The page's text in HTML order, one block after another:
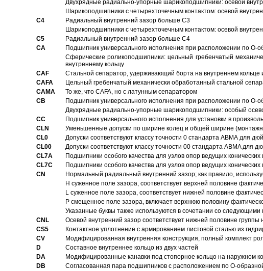
Двухрядные радиально-упорные шарикоподшипники: осевой
Шарикоподшипники с четырехточечным контактом: осевой
C4
Pадиальный внутренний зазор больше C3
Шарикоподшипники с четырехточечным контактом: осевой
C5
Pадиальный внутренний зазор больше C4
CA
Подшипник универсального исполнения при расположении по О-
Сферические роликоподшипники: цельный гребенчатый
внутреннему кольцу
CAF
Стальной сепаратор, удерживающий борта на внутреннем
CAFA
Цельный гребенчатый механически обработанный стальной
CAMA
То же, что CAFA, но с латунным сепаратором
CB
Подшипник универсального исполнения при расположении по О-
Двухрядные радиально-упорные шарикоподшипники: особый
CC
Подшипник универсального исполнения для установки в
CLN
Уменьшенные допуски по ширине колец и общей ширине
CL0
Допуски соответствуют классу точности 0 стандарта АВМА для
CL00
Допуски соответствуют классу точности 00 стандарта ABMA для
CL7A
Подшипники особого качества для узлов опор ведущих
CL7C
Подшипники особого качества для узлов опор ведущих
CN
Hормальный радиальный внутренний зазор; как правило,
H суженное поле зазора, соответствует верхней половине
L суженное поле зазора, соответствует нижней половине
P смещенное поле зазора, включает верхнюю половину
Указанные буквы также используются в сочетании со
CNL
Осевой внутренний зазор соответствует нижней половине группы
CS5
Контактное уплотнение с армированием листовой сталью из
CV
Модифицированная внутренняя конструкция, полный комплект
D
Составное внутреннее кольцо из двух частей
DA
Модифицированные канавки под стопорное кольцо на наружном
DB
Согласованная пара подшипников с расположением по О-